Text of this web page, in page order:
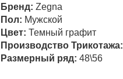
Бренд: Zegna
Пол: Мужской
Цвет: Темный графит
Производство Трикотажа:
Размерный ряд: 48\56